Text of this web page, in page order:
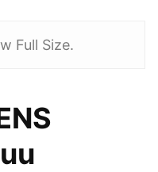
Full Size.